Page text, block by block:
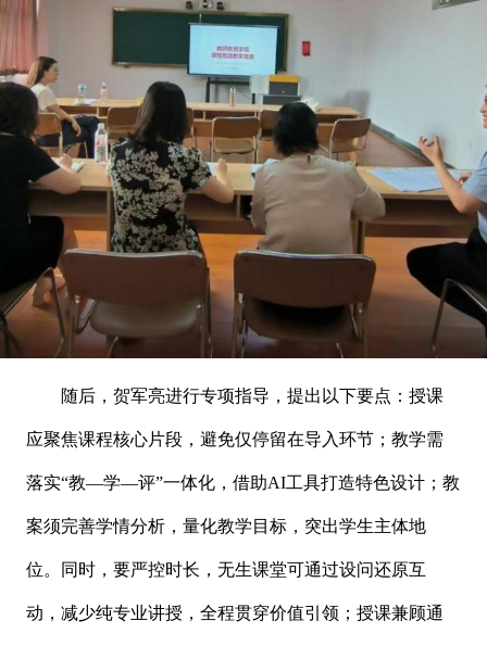
随后，贺军亮进行专项指导，提出以下要点：授课
应聚焦课程核心片段，避免仅停留在导入环节；教学需
落实“教—学—评”一体化，借助AI工具打造特色设计；教
案须完善学情分析，量化教学目标，突出学生主体地
位。同时，要严控时长，无生课堂可通过设问还原互
动，减少纯专业讲授，全程贯穿价值引领；授课兼顾通